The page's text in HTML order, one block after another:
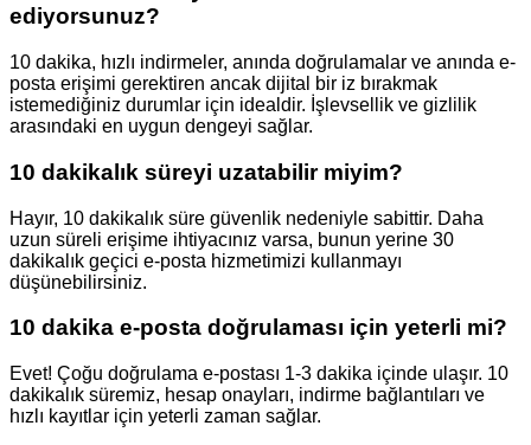
ediyorsunuz?
10 dakika, hızlı indirmeler, anında doğrulamalar ve anında e-
posta erişimi gerektiren ancak dijital bir iz bırakmak
istemediğiniz durumlar için idealdir. İşlevsellik ve gizlilik
arasındaki en uygun dengeyi sağlar.
10 dakikalık süreyi uzatabilir miyim?
Hayır, 10 dakikalık süre güvenlik nedeniyle sabittir. Daha
uzun süreli erişime ihtiyacınız varsa, bunun yerine 30
dakikalık geçici e-posta hizmetimizi kullanmayı
düşünebilirsiniz.
10 dakika e-posta doğrulaması için yeterli mi?
Evet! Çoğu doğrulama e-postası 1-3 dakika içinde ulaşır. 10
dakikalık süremiz, hesap onayları, indirme bağlantıları ve
hızlı kayıtlar için yeterli zaman sağlar.